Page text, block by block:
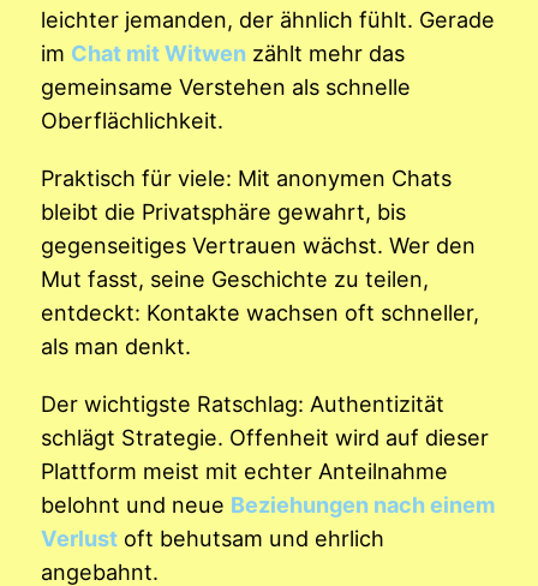
leichter jemanden, der ähnlich fühlt. Gerade
im Chat mit Witwen zählt mehr das
gemeinsame Verstehen als schnelle
Oberflächlichkeit.
Praktisch für viele: Mit anonymen Chats
bleibt die Privatsphäre gewahrt, bis
gegenseitiges Vertrauen wächst. Wer den
Mut fasst, seine Geschichte zu teilen,
entdeckt: Kontakte wachsen oft schneller,
als man denkt.
Der wichtigste Ratschlag: Authentizität
schlägt Strategie. Offenheit wird auf dieser
Plattform meist mit echter Anteilnahme
belohnt und neue Beziehungen nach einem
Verlust oft behutsam und ehrlich
angebahnt.